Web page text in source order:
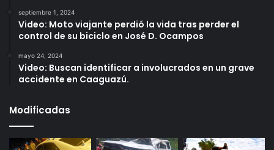
septiembre 1, 2024
Video: Moto viajante perdió la vida tras perder el
control de su biciclo en José D. Ocampos
mayo 24, 2024
Video: Buscan identificar a involucrados en un grave
accidente en Caaguazú.
Modificadas